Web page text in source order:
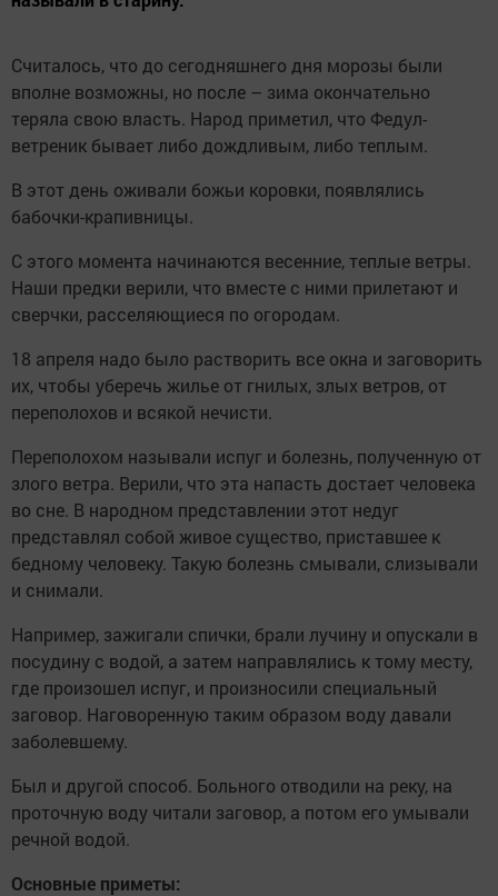
Считалось, что до сегодняшнего дня морозы были
вполне возможны, но после – зима окончательно
теряла свою власть. Народ приметил, что Федул-
ветреник бывает либо дождливым, либо теплым.
В этот день оживали божьи коровки, появлялись
бабочки-крапивницы.
С этого момента начинаются весенние, теплые ветры.
Наши предки верили, что вместе с ними прилетают и
сверчки, расселяющиеся по огородам.
18 апреля надо было растворить все окна и заговорить
их, чтобы уберечь жилье от гнилых, злых ветров, от
переполохов и всякой нечисти.
Переполохом называли испуг и болезнь, полученную от
злого ветра. Верили, что эта напасть достает человека
во сне. В народном представлении этот недуг
представлял собой живое существо, приставшее к
бедному человеку. Такую болезнь смывали, слизывали
и снимали.
Например, зажигали спички, брали лучину и опускали в
посудину с водой, а затем направлялись к тому месту,
где произошел испуг, и произносили специальный
заговор. Наговоренную таким образом воду давали
заболевшему.
Был и другой способ. Больного отводили на реку, на
проточную воду читали заговор, а потом его умывали
речной водой.
Основные приметы: